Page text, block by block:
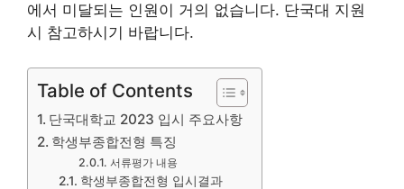
에서 미달되는 인원이 거의 없습니다. 단국대 지원
시 참고하시기 바랍니다.
Table of Contents
단국대학교 2023 입시 주요사항
학생부종합전형 특징
서류평가 내용
학생부종합전형 입시결과